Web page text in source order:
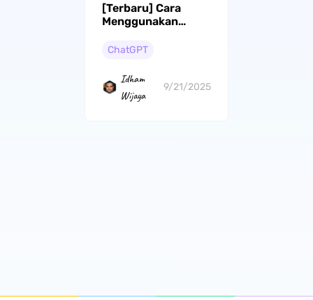
[Terbaru] Cara
Menggunakan
Batasan: Panduan
Contoh
ChatGPT
Idham
Wijaya
9/21/2025